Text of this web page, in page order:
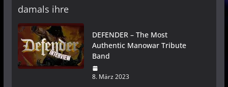
damals ihre
DEFENDER – The Most
Authentic Manowar Tribute
Band
8. März 2023